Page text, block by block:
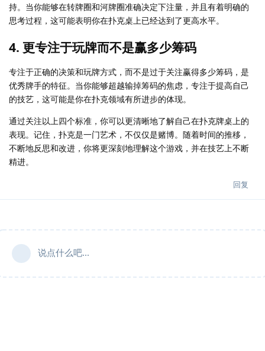
持。当你能够在转牌圈和河牌圈准确决定下注量，并且有着明确的
思考过程，这可能表明你在扑克桌上已经达到了更高水平。
4. 更专注于玩牌而不是赢多少筹码
专注于正确的决策和玩牌方式，而不是过于关注赢得多少筹码，是
优秀牌手的特征。当你能够超越输掉筹码的焦虑，专注于提高自己
的技艺，这可能是你在扑克领域有所进步的体现。
通过关注以上四个标准，你可以更清晰地了解自己在扑克牌桌上的
表现。记住，扑克是一门艺术，不仅仅是赌博。随着时间的推移，
不断地反思和改进，你将更深刻地理解这个游戏，并在技艺上不断
精进。
回复
说点什么吧...